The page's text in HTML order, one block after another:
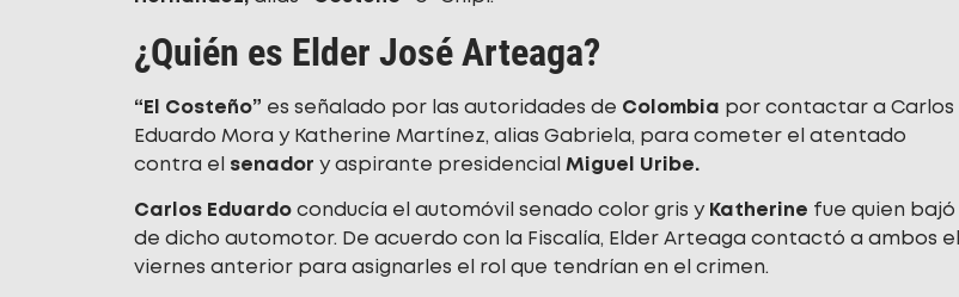
¿Quién es Elder José Arteaga?
“El Costeño” es señalado por las autoridades de Colombia por contactar a Carlos
Eduardo Mora y Katherine Martínez, alias Gabriela, para cometer el atentado
contra el senador y aspirante presidencial Miguel Uribe.
Carlos Eduardo conducía el automóvil senado color gris y Katherine fue quien bajó
de dicho automotor. De acuerdo con la Fiscalía, Elder Arteaga contactó a ambos el
viernes anterior para asignarles el rol que tendrían en el crimen.